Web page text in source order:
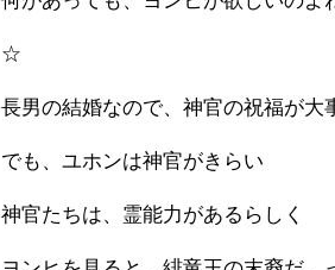
☆
長男の結婚なので、神官の祝福が大
でも、ユホンは神官がきらい
神官たちは、霊能力があるらしく